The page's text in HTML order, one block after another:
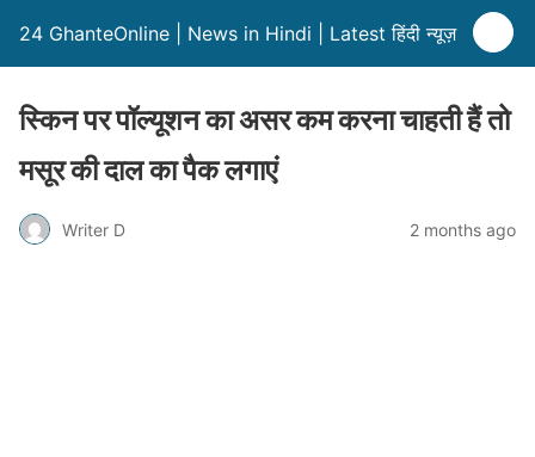
24 GhanteOnline | News in Hindi | Latest हिंदी न्यूज़
स्किन पर पॉल्यूशन का असर कम करना चाहती हैं तो
मसूर की दाल का पैक लगाएं
Writer D 2 months ago